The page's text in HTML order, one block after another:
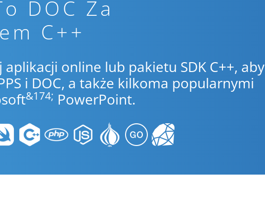
DOC Za
C++
aplikacji online lub pakietu SDK C++, aby
i DOC, a także kilkoma popularnymi
&174; PowerPoint.